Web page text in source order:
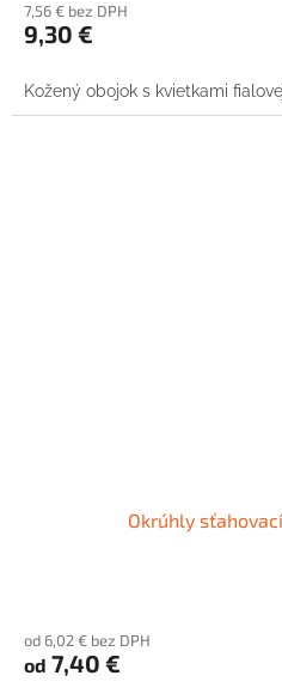
7,56 € bez DPH
9,30 €
Kožený obojok s kvietkami
Okrúhly
od 6,02 € bez DPH
od 7,40 €